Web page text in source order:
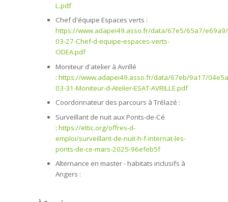
L.pdf
Chef d'équipe Espaces verts :
https://www.adapei49.asso.fr/data/67e5/65a7/
03-27-Chef-d-equipe-espaces-verts-
ODEA.pdf
Moniteur d'atelier à Avrillé
: https://www.adapei49.asso.fr/data/67eb/9a17/
03-31-Moniteur-d-Atelier-ESAT-AVRILLE.pdf
Coordonnateur des parcours à Trélazé :
Surveillant de nuit aux Ponts-de-Cé
: https://ettic.org/offres-d-
emploi/surveillant-de-nuit-h-f-internat-les-
ponts-de-ce-mars-2025-96efeb5f
Alternance en master - habitats inclusifs à
Angers :